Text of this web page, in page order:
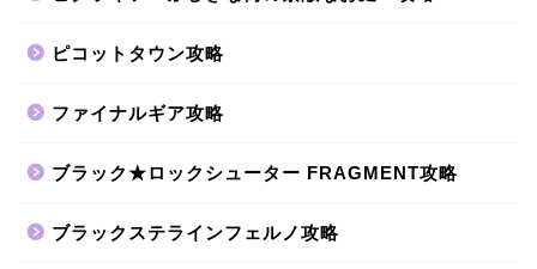
ピコットタウン攻略
ファイナルギア攻略
ブラック★ロックシューター FRAGMENT攻略
ブラックステラインフェルノ攻略